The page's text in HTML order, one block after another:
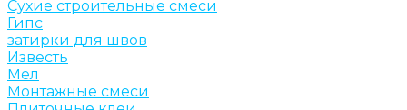
Сухие строительные смеси
Гипс
затирки для швов
Известь
Мел
Монтажные смеси